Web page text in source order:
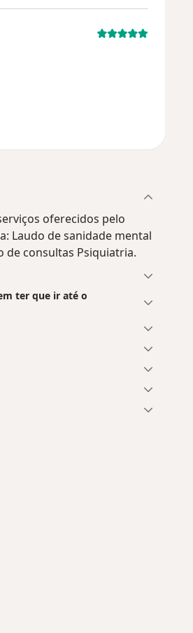
Sua conta foi excluída
oferecidos pelo
Laudo de sanidade mental
de consultas Psiquiatria.
ter que ir até o